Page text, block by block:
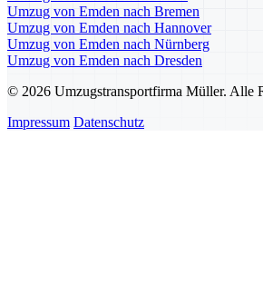
Umzug von Emden nach Bremen
Umzug von Emden nach Hannover
Umzug von Emden nach Nürnberg
Umzug von Emden nach Dresden
© 2026 Umzugstransportfirma Müller. Alle
Impressum Datenschutz